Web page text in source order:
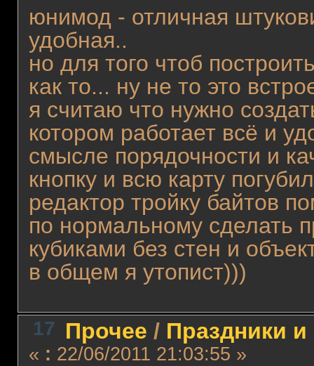
юнимод - отличная
удобная..
но для того чтоб
как то... ну не то это
я считаю что нужно
котором работает всё и
смысле порядочности и
кнопку и всю карту
редактор тройку байтов
по нормальному сделать
кубиками без стен и
в общем я утопист)))
17 Прочее / Праздники
« : 22/06/2011 21:03:55 »